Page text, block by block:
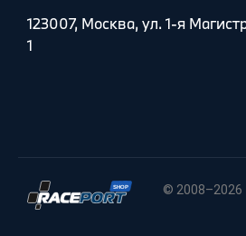
123007, Москва, ул. 1-я
1
© 2008–2026